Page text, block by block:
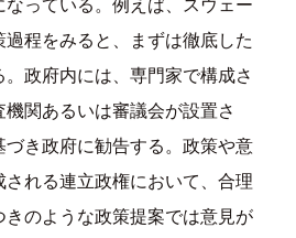
なっている。例えば、スウェー
程をみると、まずは徹底した
政府内には、専門家で構成さ
関あるいは審議会が設置さ
づき政府に勧告する。政策や意
される連立政権において、合理
きのような政策提案では意見が